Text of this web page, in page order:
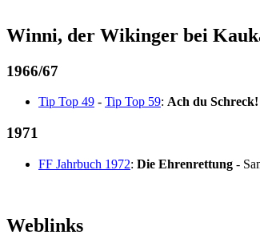
Winni, der Wikinger bei
1966/67
Tip Top 49 - Tip Top 59: Ach du Schreck!
1971
FF Jahrbuch 1972: Die Ehrenrettung -
Weblinks